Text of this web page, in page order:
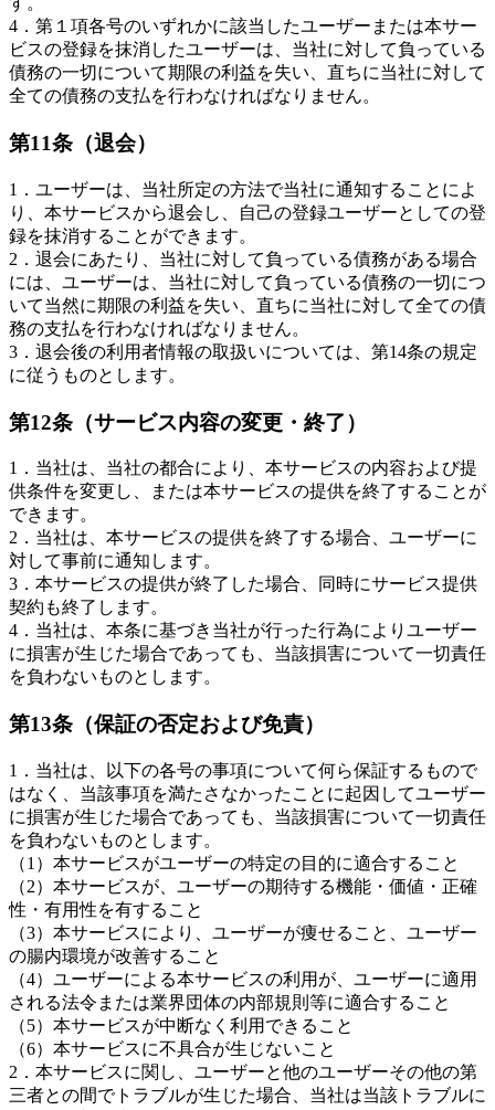
4．第１項各号のいずれかに該当したユーザーまたは本サー
ビスの登録を抹消したユーザーは、当社に対して負っている
債務の一切について期限の利益を失い、直ちに当社に対して
全ての債務の支払を行わなければなりません。
第11条（退会）
1．ユーザーは、当社所定の方法で当社に通知することによ
り、本サービスから退会し、自己の登録ユーザーとしての登
録を抹消することができます。
2．退会にあたり、当社に対して負っている債務がある場合
には、ユーザーは、当社に対して負っている債務の一切につ
いて当然に期限の利益を失い、直ちに当社に対して全ての債
務の支払を行わなければなりません。
3．退会後の利用者情報の取扱いについては、第14条の規定
に従うものとします。
第12条（サービス内容の変更・終了）
1．当社は、当社の都合により、本サービスの内容および提
供条件を変更し、または本サービスの提供を終了することが
できます。
2．当社は、本サービスの提供を終了する場合、ユーザーに
対して事前に通知します。
3．本サービスの提供が終了した場合、同時にサービス提供
契約も終了します。
4．当社は、本条に基づき当社が行った行為によりユーザー
に損害が生じた場合であっても、当該損害について一切責任
を負わないものとします。
第13条（保証の否定および免責）
1．当社は、以下の各号の事項について何ら保証するもので
はなく、当該事項を満たさなかったことに起因してユーザー
に損害が生じた場合であっても、当該損害について一切責任
を負わないものとします。
（1）本サービスがユーザーの特定の目的に適合すること
（2）本サービスが、ユーザーの期待する機能・価値・正確
性・有用性を有すること
（3）本サービスにより、ユーザーが痩せること、ユーザー
の腸内環境が改善すること
（4）ユーザーによる本サービスの利用が、ユーザーに適用
される法令または業界団体の内部規則等に適合すること
（5）本サービスが中断なく利用できること
（6）本サービスに不具合が生じないこと
2．本サービスに関し、ユーザーと他のユーザーその他の第
三者との間でトラブルが生じた場合、当社は当該トラブルに